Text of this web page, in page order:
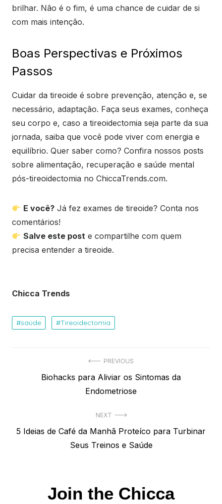
brilhar. Não é o fim, é uma chance de cuidar de si
com mais intenção.
Boas Perspectivas e Próximos
Passos
Cuidar da tireoide é sobre prevenção, atenção e, se
necessário, adaptação. Faça seus exames, conheça
seu corpo e, caso a tireoidectomia seja parte da sua
jornada, saiba que você pode viver com energia e
equilíbrio. Quer saber como? Confira nossos posts
sobre alimentação, recuperação e saúde mental
pós-tireoidectomia no ChiccaTrends.com.
E você? Já fez exames de tireoide? Conta nos
comentários!
Salve este post e compartilhe com quem
precisa entender a tireoide.
Chicca Trends
saúde Tireoidectomia
PREVIOUS
PreviousBiohacks para Aliviar os Sintomas da
Endometriose
NEXT
Next
5 Ideias de Café da Manhã Proteíco para Turbinar
Seus Treinos e Saúde
Join the Chicca